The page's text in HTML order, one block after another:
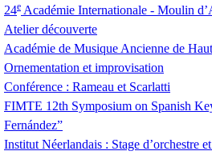
24e Académie Internationale - Moulin
Atelier découverte
Académie de Musique Ancienne de
Ornementation et improvisation
Conférence : Rameau et Scarlatti
FIMTE 12th Symposium on Spanish
Fernández”
Institut Néerlandais : Stage d’orchestre